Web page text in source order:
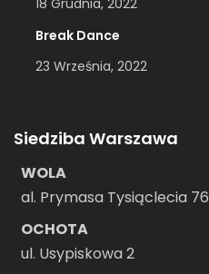
Break Dance
23 Września, 2022
Siedziba Warszawa
WOLA
al. Prymasa Tysiąclecia 76
OCHOTA
ul. Usypiskowa 2